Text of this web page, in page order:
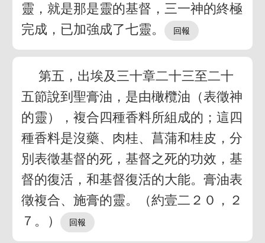
靈，就是那是靈的基督，三一神的終極
完成，已加強成了七靈。
第五，出埃及三十章二十三至二十
五節說到聖膏油，是由橄欖油（表徵神
的靈），複合四種香料所組成的；這四
種香料是沒藥、肉桂、菖蒲和桂皮，分
別表徵基督的死，基督之死的功效，基
督的復活，和基督復活的大能。膏油表
徵複合、施膏的靈。（約壹二２０，２
７。）